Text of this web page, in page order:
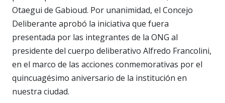
Otaegui de Gabioud. Por unanimidad, el Concejo
Deliberante aprobó la iniciativa que fuera
presentada por las integrantes de la ONG al
presidente del cuerpo deliberativo Alfredo Francolini,
en el marco de las acciones conmemorativas por el
quincuagésimo aniversario de la institución en
nuestra ciudad.